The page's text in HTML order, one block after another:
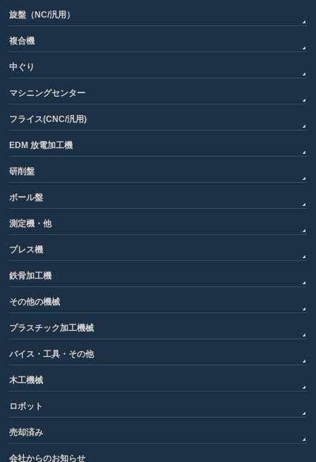
旋盤（NC/汎用）
複合機
中ぐり
マシニングセンター
フライス(CNC/汎用)
EDM 放電加工機
研削盤
ボール盤
測定機・他
プレス機
鉄骨加工機
その他の機械
プラスチック加工機械
バイス・工具・その他
木工機械
ロボット
売却済み
会社からのお知らせ